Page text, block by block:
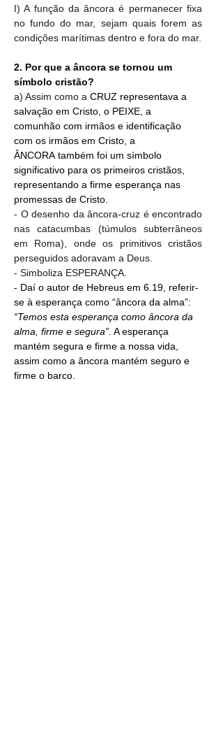
I) A função da âncora é permanecer fixa
no fundo do mar, sejam quais forem as
condições marítimas dentro e fora do mar.
2. Por que a âncora se tornou um
símbolo cristão?
a) Assim como a CRUZ representava a
salvação em Cristo, o PEIXE, a
comunhão com irmãos e identificação
com os irmãos em Cristo, a
ÂNCORA também foi um símbolo
significativo para os primeiros cristãos,
representando a firme esperança nas
promessas de Cristo.
- O desenho da âncora-cruz é encontrado
nas catacumbas (túmulos subterrâneos
em Roma), onde os primitivos cristãos
perseguidos adoravam a Deus.
- Simboliza ESPERANÇA.
- Daí o autor de Hebreus em 6.19, referir-
se à esperança como “âncora da alma”:
“Temos esta esperança como âncora da
alma, firme e segura” . A esperança
mantém segura e firme a nossa vida,
assim como a âncora mantém seguro e
firme o barco.